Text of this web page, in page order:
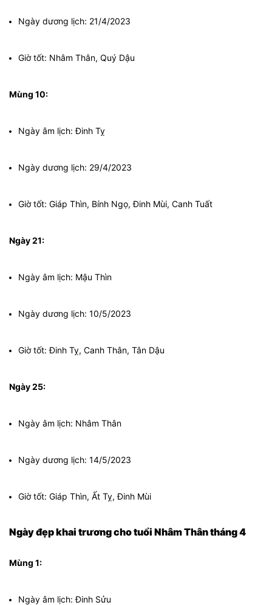
Ngày dương lịch: 21/4/2023
Giờ tốt: Nhâm Thân, Quý Dậu
Mùng 10:
Ngày âm lịch: Đinh Tỵ
Ngày dương lịch: 29/4/2023
Giờ tốt: Giáp Thìn, Bính Ngọ, Đinh Mùi, Canh Tuất
Ngày 21:
Ngày âm lịch: Mậu Thìn
Ngày dương lịch: 10/5/2023
Giờ tốt: Đinh Tỵ, Canh Thân, Tân Dậu
Ngày 25:
Ngày âm lịch: Nhâm Thân
Ngày dương lịch: 14/5/2023
Giờ tốt: Giáp Thìn, Ất Tỵ, Đinh Mùi
Ngày đẹp khai trương cho tuổi Nhâm Thân tháng 4
Mùng 1:
Ngày âm lịch: Đinh Sửu